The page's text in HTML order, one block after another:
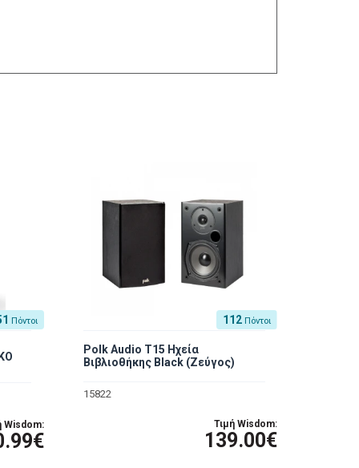
Πόντοι
Wisdom:
112 Πόντοι
Polk Audio T15 Ηχεία
Βιβλιοθήκης Black (Ζεύγος)
15822
Τιμή Wisdom:
139.00€